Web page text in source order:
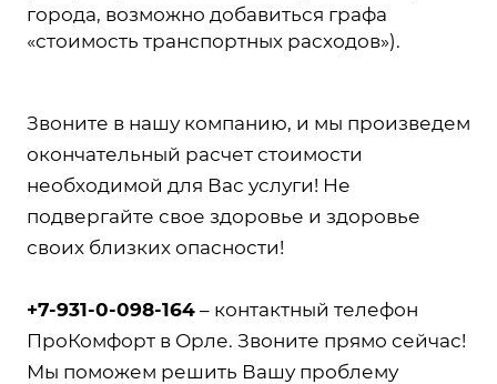
города, возможно добавиться графа
«стоимость транспортных расходов»).
Звоните в нашу компанию, и мы произведем
окончательный расчет стоимости
необходимой для Вас услуги! Не
подвергайте свое здоровье и здоровье
своих близких опасности!
+7-931-0-098-164 – контактный телефон
ПроКомфорт в Орле. Звоните прямо сейчас!
Мы поможем решить Вашу проблему